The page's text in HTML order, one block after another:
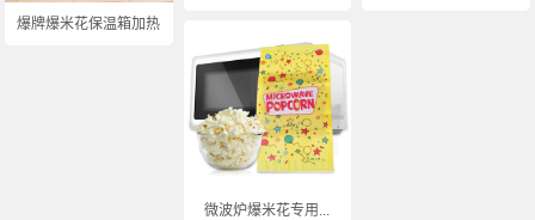
爆牌爆米花保温箱加热...
微波炉爆米花专用...